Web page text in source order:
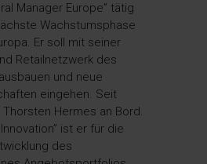
Manager Europe” tätig
Wachstumsphase
Er soll mit seiner
Retailnetzwerk des
und neue
eingehen. Seit
Hermes an Bord.
ist er für die
des